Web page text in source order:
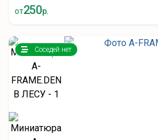
от250р.
Соседей нет